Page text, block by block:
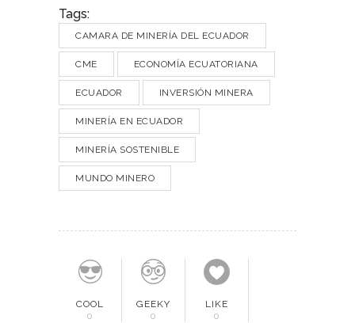
Tags:
CAMARA DE MINERÍA DEL ECUADOR
CME ECONOMÍA ECUATORIANA
ECUADOR INVERSIÓN MINERA
MINERÍA EN ECUADOR
MINERÍA SOSTENIBLE
MUNDO MINERO
COOL
0
GEEKY
0
LIKE
0